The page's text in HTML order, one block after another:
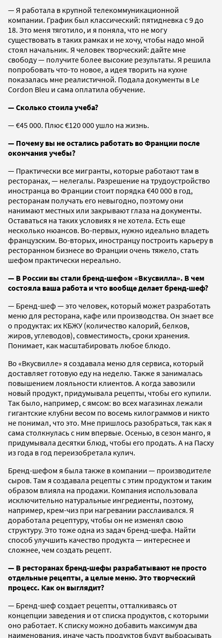
— Я работала в крупной телекоммуникационной
компании. График был классический: пятидневка с 9 до
18. Это меня тяготило, и я поняла, что не могу
существовать в таких рамках и не хочу, чтобы надо мной
стоял начальник. Я человек творческий: дайте мне
свободу — получите более высокие результаты. Я решила
попробовать что-то новое, а идея творить на кухне
показалась мне реалистичной. Подала документы в Le
Cordon Bleu и сама оплатила обучение.
— Сколько стоила учеба?
— €45 000. Плюс €120 000 ушло на жизнь.
— Почему вы не остались работать во Франции после
окончания учебы?
— Практически все мигранты, которые работают там в
ресторанах, — нелегалы. Разрешение на трудоустройство
иностранца во Франции стоит порядка €40 000 в год,
ресторанам получать его невыгодно, поэтому они
нанимают местных или закрывают глаза на документы.
Оставаться на таких условиях я не хотела. Есть еще
несколько нюансов. Во-первых, нужно идеально владеть
французским. Во-вторых, иностранцу построить карьеру в
ресторанном бизнесе во Франции очень тяжело, стать
шефом практически нереально.
— В России вы стали бренд-шефом «Вкусвилла». В чем
состояла ваша работа и что вообще делает бренд-шеф?
— Бренд-шеф — это человек, который может разработать
меню для ресторана, кафе или производства. Он знает все
о продуктах: их КБЖУ (количество калорий, белков,
жиров, углеводов), совместимость, сроки хранения.
Понимает, как масштабировать любое блюдо.
Во «Вкусвилле» я создавала меню для сервиса, который
доставляет готовую еду на неделю. Также я занималась
повышением лояльности клиентов. А когда завозили
новый продукт, придумывала рецепты, чтобы его купили.
Так было, например, с ямсом: во всех магазинах лежали
гигантские клубни весом по восемь килограммов и никто
не понимал, что это. Мне пришлось разобраться, так как я
сама столкнулась с ним впервые. Осенью, в сезон манго, я
придумывала десятки блюд, чтобы его продать. А на Пасху
из года в год переизобретала кулич.
Бренд-шефом я была также в компании — производителе
сыров. Там я создавала рецепты с этим продуктом и таким
образом влияла на продажи. Компания использовала
исключительно натуральные ингредиенты, поэтому,
например, крем-чиз при нагревании расслаивался. Я
доработала рецептуру, чтобы он не изменял свою
структуру. Это тоже одна из задач бренд-шефа. Найти
способ улучшить качество продукта — интереснее и
сложнее, чем создать рецепт.
— В ресторанах бренд-шефы разрабатывают не просто
отдельные рецепты, а целые меню. Это творческий
процесс. Как он выглядит?
— Бренд-шеф создает рецепты, отталкиваясь от
концепции заведения и от списка продуктов, с которыми
оно работает. К списку можно добавить максимум два
наименования, иначе часть продуктов будут выбрасывать